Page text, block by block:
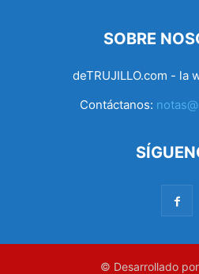
SOBRE
deTRUJILLO.com - la
Contáctanos:
© Desarrollado por